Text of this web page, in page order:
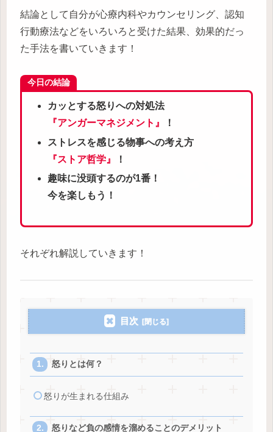
結論として自分が心療内科やカウンセリング、認知
行動療法などをいろいろと受けた結果、効果的だっ
た手法を書いていきます！
今日の結論
カッとする怒りへの対処法
『アンガーマネジメント』
！
ストレスを感じる物事への考え方
『ストア哲学』
！
趣味に没頭するのが1番！
今を楽しもう！
それぞれ解説していきます！
目次
怒りとは何？
怒りが生まれる仕組み
怒りなど負の感情を溜めることのデメリット